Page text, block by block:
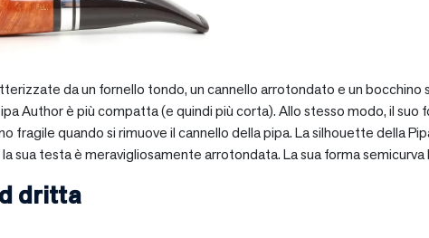
da un fornello tondo, un cannello arrotondato e un bocchino
Author è più compatta (e quindi più corta). Allo stesso modo, il suo
fragile quando si rimuove il cannello della pipa. La silhouette della
sua testa è meravigliosamente arrotondata. La sua forma
dritta